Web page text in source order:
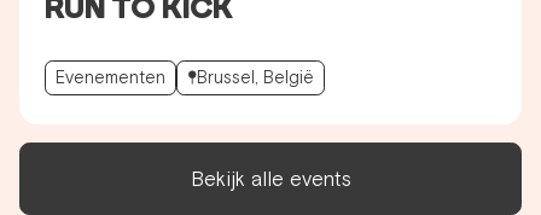
Bekijk alle events
RUN TO KICK
Evenementen Brussel, België